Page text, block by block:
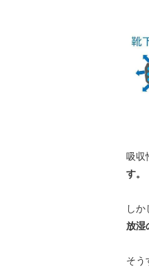
吸収
す。
し
放湿
そう